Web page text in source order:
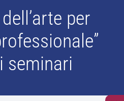
per
seminari